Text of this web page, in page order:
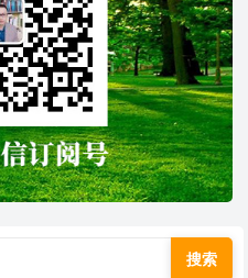
搜索